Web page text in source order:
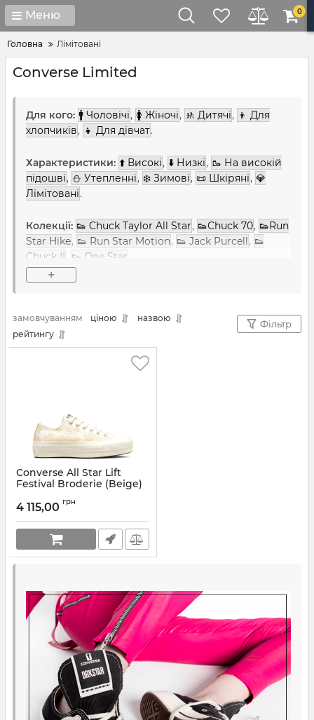
Меню 0
Головна Лімітовані
Converse Limited
Для кого: 🚹 Чоловічі, 🚺 Жіночі, 🚸 Дитячі, 👦 Для
хлопчиків, 👧 Для дівчат.
Характеристики: ⬆️ Високі, ⬇️ Низкі, 🥾 На високій
підошві, ⛄ Утепленні, ❄️ Зимові, 📜 Шкіряні, 💎
Лімітовані.
Колекції: 👟 Chuck Taylor All Star, 👟Chuck 70, 👟Run
Star Hike, 👟 Run Star Motion, 👟 Jack Purcell, 👟
Chuck II
👟 One Star
Бежеві,💚 Зелені 💜 Фиолетові
🌸 Рожеві
⭕ Бордові,
⭕ Коричневі,✳️ Бирюзові
+
замовчуванням ціною
назвою
рейтингу
Фільтр
Converse All Star Lift
Festival Broderie (Beige)
4 115,00 грн